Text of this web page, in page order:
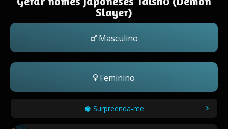
Slayer)
Masculino
Feminino
Surpreenda-me